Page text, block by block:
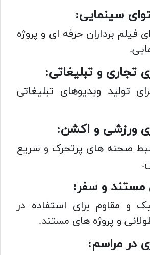
فیلم برداران حرفه ای و پروژه
تولید ویدیوهای تبلیغاتی
صحنه های پرتحرک و سریع
و مقاوم برای استفاده در
و پروژه های مستند.